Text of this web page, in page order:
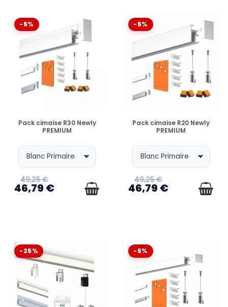
PEUT-ON AJOUTER DES TABLEAUX PAR LA SUITE ?
ET SI MON MUR FAIT PLUS OU MOINS DE 2 MÈTRES ?
-5%
EN STOCK
Pack cimaise R30 Newly
PREMIUM
49,25 €
46,79 €
-5%
EN STOCK
Pack cimaise R20 Newly
PREMIUM
49,25 €
46,79 €
-25% -5%